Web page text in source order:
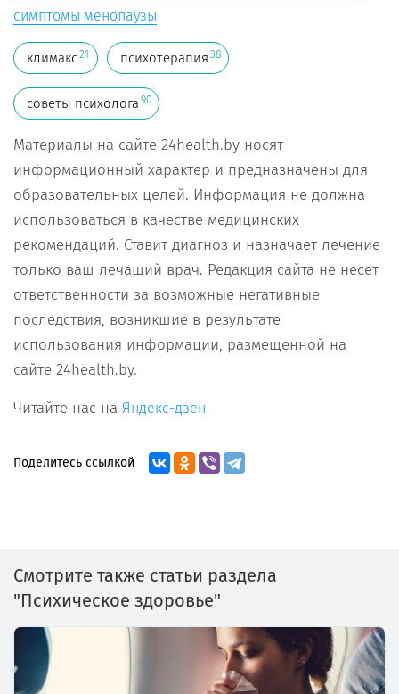
симптомы менопаузы
климакс21 психотерапия 38
советы психолога 90
Материалы на сайте 24health.by носят
информационный характер и предназначены для
образовательных целей. Информация не должна
использоваться в качестве медицинских
рекомендаций. Ставит диагноз и назначает лечение
только ваш лечащий врач. Редакция сайта не несет
ответственности за возможные негативные
последствия, возникшие в результате
использования информации, размещенной на
сайте 24health.by.
Читайте нас на Яндекс-дзен
Поделитесь ссылкой
Смотрите также статьи раздела
"Психическое здоровье"